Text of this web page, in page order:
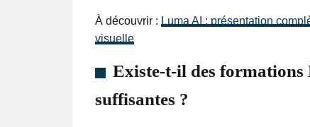
À découvrir : Luma AI : présentation
visuelle
Existe-t-il des
suffisantes ?